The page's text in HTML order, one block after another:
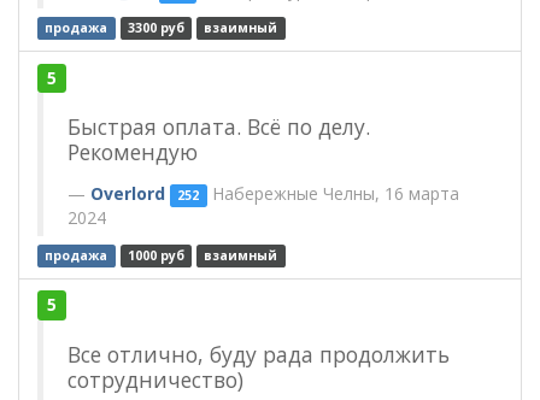
продажа 3300 руб взаимный
5
Быстрая оплата. Всё по делу.
Рекомендую
Overlord 252 Набережные Челны, 16 марта
2024
продажа 1000 руб взаимный
5
Все отлично, буду рада продолжить
сотрудничество)